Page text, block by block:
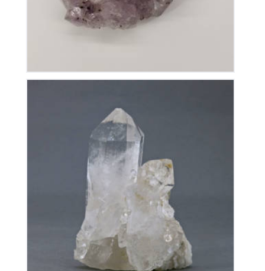
Cristal de Roche
€